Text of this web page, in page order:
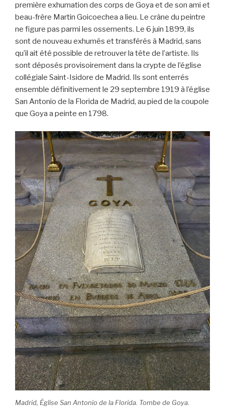
première exhumation des corps de Goya et de son ami et
beau-frère Martin Goicoechea a lieu. Le crâne du peintre
ne figure pas parmi les ossements. Le 6 juin 1899, ils
sont de nouveau exhumés et transférés à Madrid, sans
qu’il ait été possible de retrouver la tête de l’artiste. Ils
sont déposés provisoirement dans la crypte de l’église
collégiale Saint-Isidore de Madrid. Ils sont enterrés
ensemble définitivement le 29 septembre 1919 à l’église
San Antonio de la Florida de Madrid, au pied de la coupole
que Goya a peinte en 1798.
Madrid, Église San Antonio de la Florida. Tombe de Goya.